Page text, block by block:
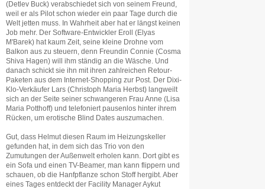
(Detlev Buck) verabschiedet sich von seinem Freund,
weil er als Pilot schon wieder ein paar Tage durch die
Welt jetten muss. In Wahrheit aber hat er längst keinen
Job mehr. Der Software-Entwickler Eroll (Elyas
M'Barek) hat kaum Zeit, seine kleine Drohne vom
Balkon aus zu steuern, denn Freundin Connie (Cosma
Shiva Hagen) will ihm ständig an die Wäsche. Und
danach schickt sie ihn mit ihren zahlreichen Retour-
Paketen aus dem Internet-Shopping zur Post. Der Dixi-
Klo-Verkäufer Lars (Christoph Maria Herbst) langweilt
sich an der Seite seiner schwangeren Frau Anne (Lisa
Maria Potthoff) und telefoniert pausenlos hinter ihrem
Rücken, um erotische Blind Dates auszumachen.
Gut, dass Helmut diesen Raum im Heizungskeller
gefunden hat, in dem sich das Trio von den
Zumutungen der Außenwelt erholen kann. Dort gibt es
ein Sofa und einen TV-Beamer, man kann flippern und
schauen, ob die Hanfpflanze schon Stoff hergibt. Aber
eines Tages entdeckt der Facility Manager Aykut